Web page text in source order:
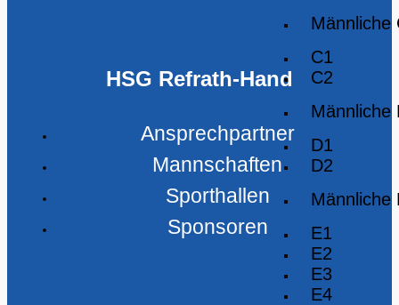
Männliche
C1
C2
Männliche
D1
D2
Männliche
E1
E2
E3
E4
HSG Refrath-Hand
Ansprechpartner
Mannschaften
Sporthallen
Sponsoren